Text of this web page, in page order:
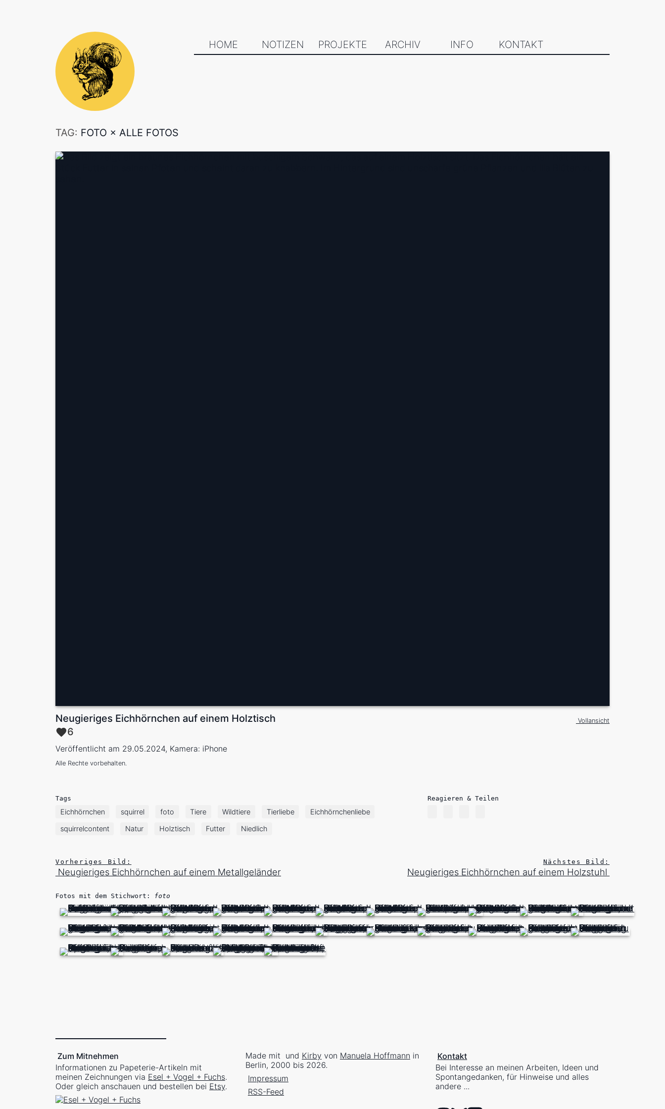
HOME NOTIZEN PROJEKTE ARCHIV INFO KONTAKT
TAG: FOTO × ALLE FOTOS
Neugieriges Eichhörnchen auf einem Holztisch
6
Veröffentlicht am 29.05.2024, Kamera: iPhone
Alle Rechte vorbehalten.
Vollansicht
Tags
Eichhörnchen squirrel foto Tiere Wildtiere Tierliebe Eichhörnchenliebe
squirrelcontent Natur Holztisch Futter Niedlich
Reagieren & Teilen
Vorheriges Bild:
Neugieriges Eichhörnchen auf einem Metallgeländer
Nächstes Bild:
Neugieriges Eichhörnchen auf einem Holzstuhl
Fotos mit dem Stichwort: foto
Zum Mitnehmen
Informationen zu Papeterie-Artikeln mit
meinen Zeichnungen via Esel + Vogel + Fuchs.
Oder gleich anschauen und bestellen bei Etsy.
Made mit und Kirby von Manuela Hoffmann in
Berlin, 2000 bis 2026.
Impressum
RSS-Feed
Kontakt
Bei Interesse an meinen Arbeiten, Ideen und
Spontangedanken, für Hinweise und alles
andere ...